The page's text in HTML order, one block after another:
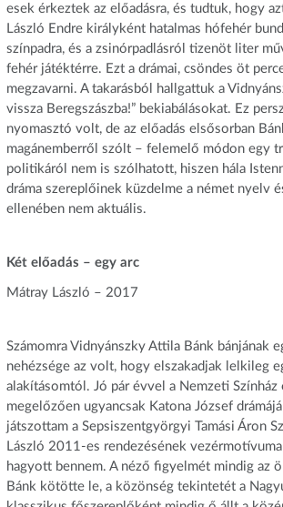
esek érkeztek az előadásra, és tudtuk, hogy
László Endre királyként hatalmas hófehér
színpadra, és a zsinórpadlásról tizenöt liter
fehér játéktérre. Ezt a drámai, csöndes öt
megzavarni. A takarásból hallgattuk a
vissza Beregszászba!” bekiabálásokat. Ez
nyomasztó volt, de az előadás elsősorban
magánemberről szólt – felemelő módon egy
politikáról nem is szólhatott, hiszen hála
dráma szereplőinek küzdelme a német nyelv
ellenében nem aktuális.
Két előadás – egy arc
Mátray László – 2017
Számomra Vidnyánszky Attila Bánk bánjának
nehézsége az volt, hogy elszakadjak lelkileg
alakításomtól. Jó pár évvel a Nemzeti Színház
megelőzően ugyancsak Katona József
játszottam a Sepsiszentgyörgyi Tamási Áron
László 2011-es rendezésének
hagyott bennem. A néző figyelmét mindig az
Bánk kötötte le, a közönség tekintetét a